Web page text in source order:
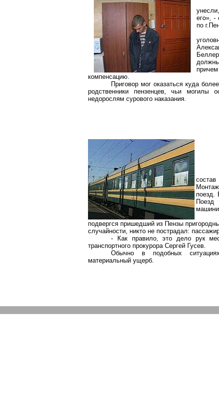
его»,
по
компенсацию.
Приговор мог оказаться куда
родственники пензенцев, чьи могилы
недорослям сурового наказания.
поезд.
Поезд
подвергся пришедший из Пензы
случайности, никто не пострадал:
- Как правило, это дело рук
транспортного прокурора Сергей Гусев.
Обычно в подобных
материальный ущерб.